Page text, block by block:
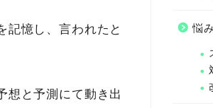
記憶し、言われたと
想と予測にて動き出
悩み